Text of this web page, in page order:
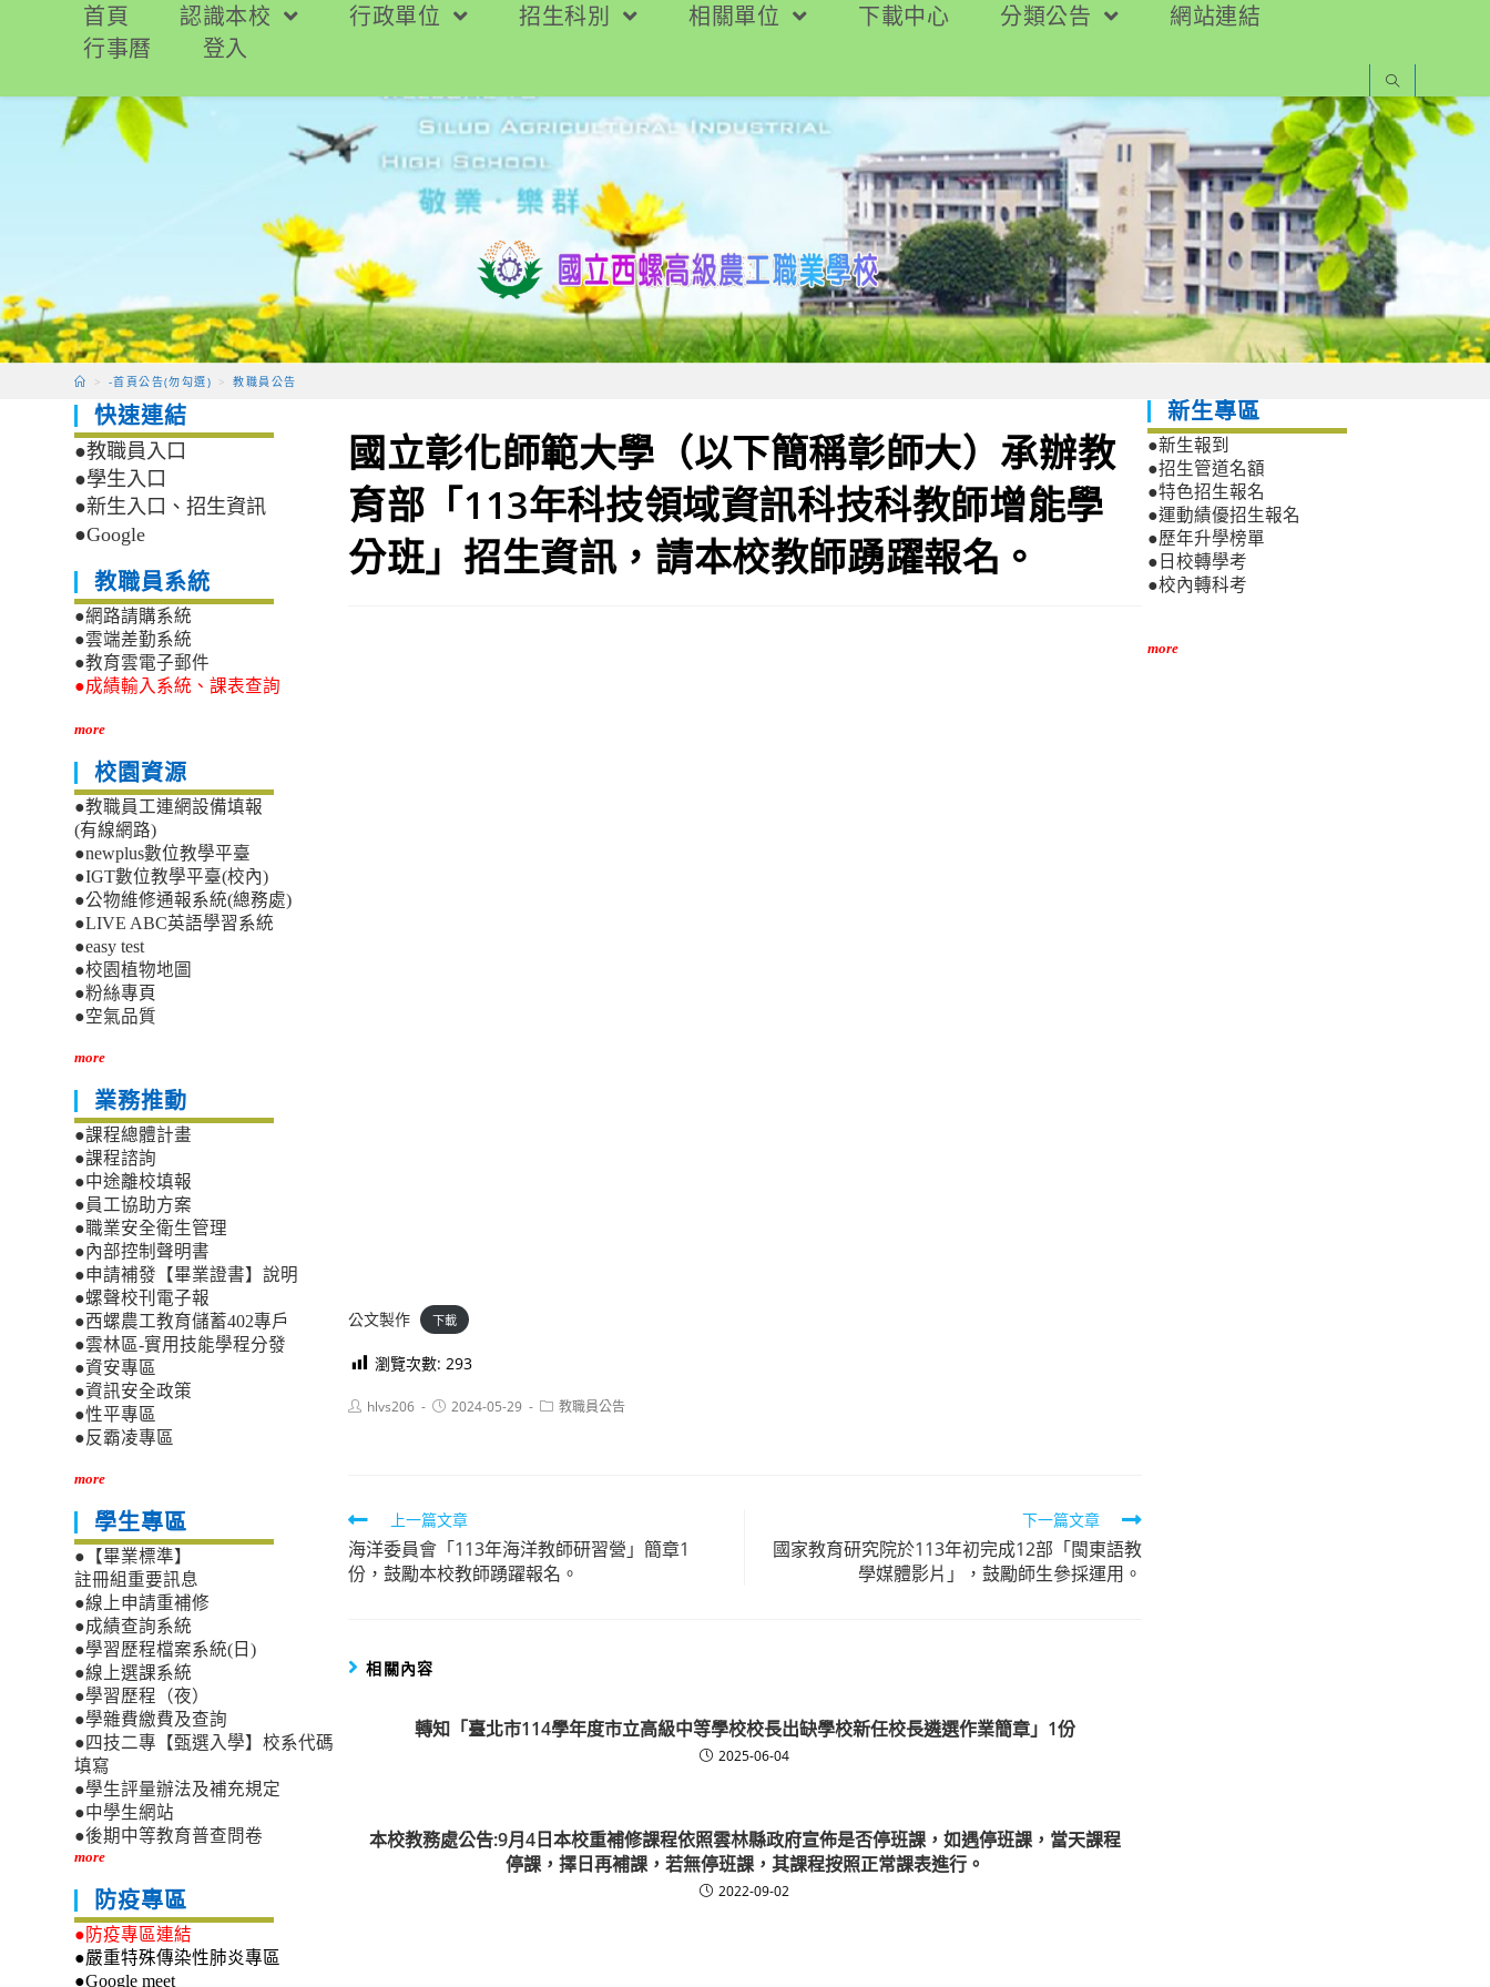
要
首頁 認識本校 行政單位 招生科別 相關單位 下載中心 分類公告
網站連結
行事曆
登入
> -首頁公告(勿勾選) > 教職員公告
國立彰化師範大學（以下簡稱彰師大）承辦教
育部「113年科技領域資訊科技科教師增能學
分班」招生資訊，請本校教師踴躍報名。
公文製作 下載
瀏覽次數: 293
Posthlvs206
Post2024-05-29
Post教職員公告
Read
more
articles
上一篇文章
海洋委員會「113年海洋教師研習營」簡章1
份，鼓勵本校教師踴躍報名。
下一篇文章
國家教育研究院於113年初完成12部「閩東語教
學媒體影片」，鼓勵師生參採運用。
相關內容
轉知「臺北市114學年度市立高級中等學校校長出缺學校新任校長遴選作業簡章」1份
2025-06-04
本校教務處公告:9月4日本校重補修課程依照雲林縣政府宣佈是否停班課，如遇停班課，當天課程
停課，擇日再補課，若無停班課，其課程按照正常課表進行。
2022-09-02
快速連結
●教職員入口
●學生入口
●新生入口、招生資訊
●Google
教職員系統
●網路請購系統
●雲端差勤系統
●教育雲電子郵件
●成績輸入系統、課表查詢
more
校園資源
●教職員工連網設備填報
(有線網路)
●newplus數位教學平臺
●IGT數位教學平臺(校內)
●公物維修通報系統(總務處)
●LIVE ABC英語學習系統
●easy test
●校園植物地圖
●粉絲專頁
●空氣品質
more
業務推動
●課程總體計畫
●課程諮詢
●中途離校填報
●員工協助方案
●職業安全衛生管理
●內部控制聲明書
●申請補發【畢業證書】說明
●螺聲校刊電子報
●西螺農工教育儲蓄402專戶
●雲林區-實用技能學程分發
●資安專區
●資訊安全政策
●性平專區
●反霸凌專區
more
學生專區
●【畢業標準】
註冊組重要訊息
●線上申請重補修
●成績查詢系統
●學習歷程檔案系統(日)
●線上選課系統
●學習歷程（夜）
●學雜費繳費及查詢
●四技二專【甄選入學】校系代碼
填寫
●學生評量辦法及補充規定
●中學生網站
●後期中等教育普查問卷
more
防疫專區
●防疫專區連結
●嚴重特殊傳染性肺炎專區
●Google meet
新生專區
●新生報到
●招生管道名額
●特色招生報名
●運動績優招生報名
●歷年升學榜單
●日校轉學考
●校內轉科考
more